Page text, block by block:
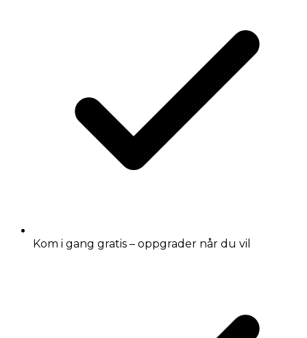
Kom i gang gratis – oppgrader når du vil